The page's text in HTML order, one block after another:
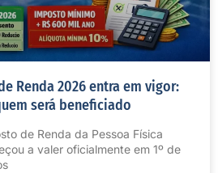
Renda 2026 entra em vigor:
será beneficiado
de Renda da Pessoa Física
a valer oficialmente em 1º de